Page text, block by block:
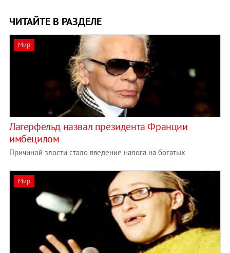
ЧИТАЙТЕ В РАЗДЕЛЕ
Мир
Лагерфельд назвал президента Франции
имбецилом
Причиной злости стало введение налога на богатых
Мир